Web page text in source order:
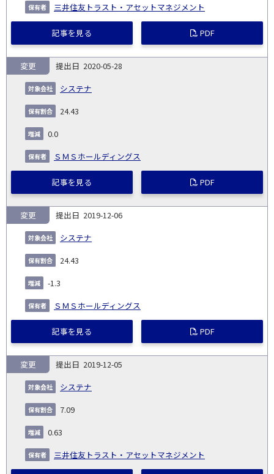
三井住友トラスト・アセットマネジメント
記事を見る PDF
2020-05-28
システナ
変更
24.43
0.0
ＳＭＳホールディングス
記事を見る PDF
2019-12-06
システナ
変更
24.43
-1.3
ＳＭＳホールディングス
記事を見る PDF
2019-12-05
システナ
変更
7.09
0.63
三井住友トラスト・アセットマネジメント